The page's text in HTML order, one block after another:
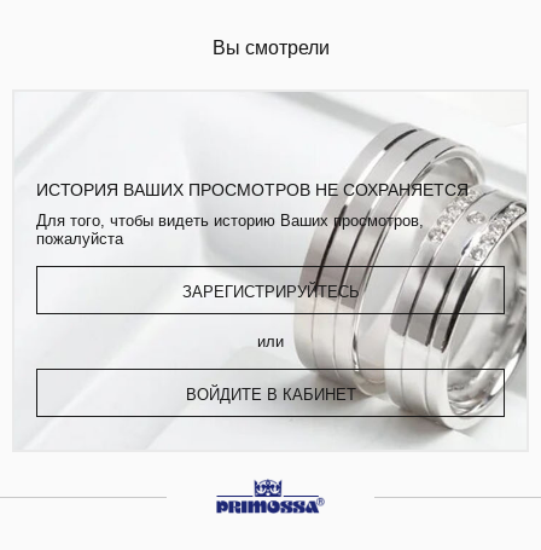
Вы смотрели
ИСТОРИЯ ВАШИХ ПРОСМОТРОВ НЕ СОХРАНЯЕТСЯ
Для того, чтобы видеть историю Ваших просмотров,
пожалуйста
ЗАРЕГИСТРИРУЙТЕСЬ
или
ВОЙДИТЕ В КАБИНЕТ